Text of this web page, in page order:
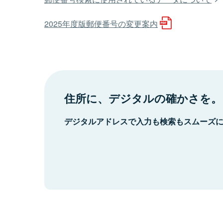
2025年度版郵便番号の変更案内
住所に、デジタルの確かさを。
デジタルアドレスで入力も検索もスムーズ